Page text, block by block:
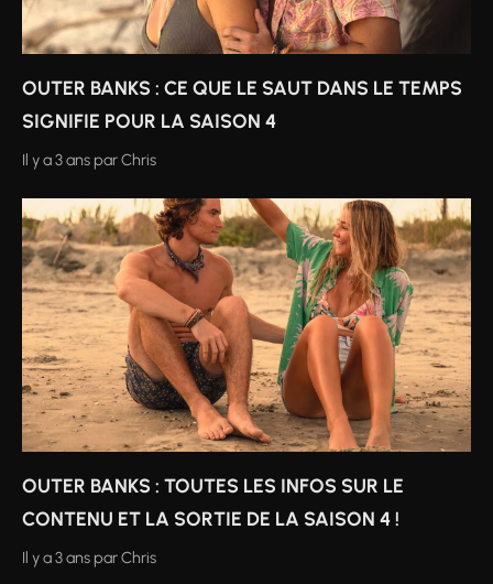
OUTER BANKS : CE QUE LE SAUT DANS LE TEMPS
SIGNIFIE POUR LA SAISON 4
Il y a 3 ans parChris
OUTER BANKS : TOUTES LES INFOS SUR LE
CONTENU ET LA SORTIE DE LA SAISON 4 !
Il y a 3 ans parChris